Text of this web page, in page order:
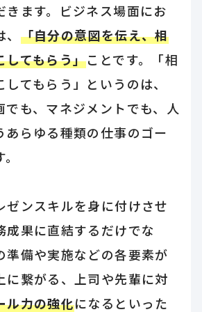
きます。ビジネス場面にお
「自分の意図を伝え、相
してもらう」ことです。「相
てもらう」というのは、
でも、マネジメントでも、人
あらゆる種類の仕事のゴー
ゼンスキルを身に付けさせ
成果に直結するだけでな
準備や実施などの各要素が
に繋がる、上司や先輩に対
ル力の強化になるといった